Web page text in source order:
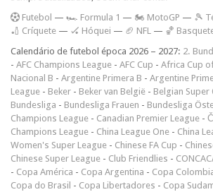
Futebol — 🏎️ Formula 1 — 🏍 MotoGP — 🎾
🏏 Críquete — 🏑 Hóquei — 🏈 NFL — 🏀
Calendário de futebol época 2026 – 2027: 2.
- AFC Champions League - AFC Cup - Africa Cup
Nacional B - Argentine Primera B - Argentine
League - Beker - Beker van België - Belgian Super
Bundesliga - Bundesliga Frauen - Bundesliga
Champions League - Canadian Premier League -
Champions League - China League One - China
Women's Super League - Chinese FA Cup -
Chinese Super League - Club Friendlies -
- Copa América - Copa Argentina - Copa
Copa do Brasil - Copa Libertadores - Copa